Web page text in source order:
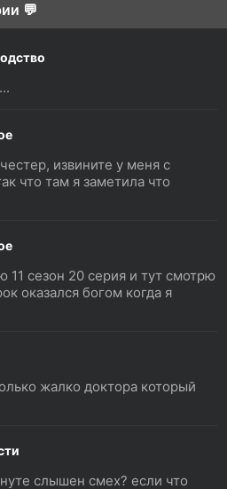
💬
извините у меня с
что там я заметила что
11 сезон 20 серия и тут смотрю
оказался богом когда я
жалко доктора который
слышен смех? если что